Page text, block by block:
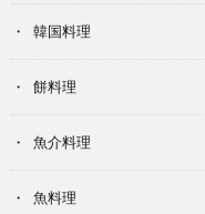
韓国料理
餅料理
魚介料理
魚料理